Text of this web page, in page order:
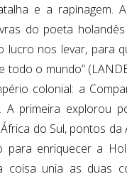
e a rapinagem.
do poeta
lucro nos levar, para
o mundo”
colonial: a
A primeira explorou
do Sul, pontos da
para enriquecer a
coisa unia as duas